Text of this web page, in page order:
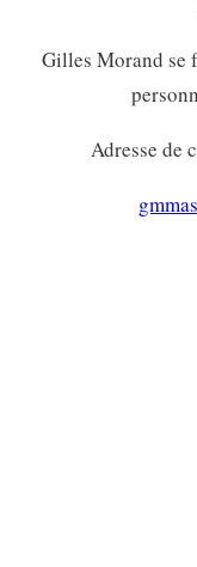
Gilles Morand se
Adresse de